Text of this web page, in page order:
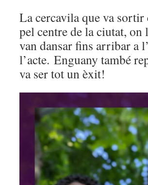
La cercavila que va
pel centre de la ciutat,
van dansar fins arribar a
l’acte. Enguany també
va ser tot un èxit!